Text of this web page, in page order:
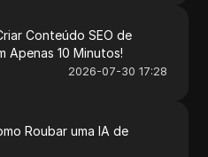
Conteúdo SEO de
Apenas 10 Minutos!
2026-07-30 17:28
Roubar uma IA de